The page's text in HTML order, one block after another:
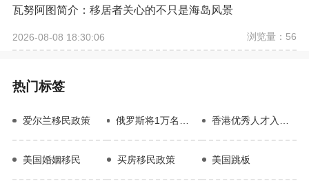
瓦努阿图简介：移居者关心的不只是海岛风景
2026-08-08 18:30:06 浏览量：56
热门标签
爱尔兰移民政策
美国婚姻移民 买房移民政策 美国跳板